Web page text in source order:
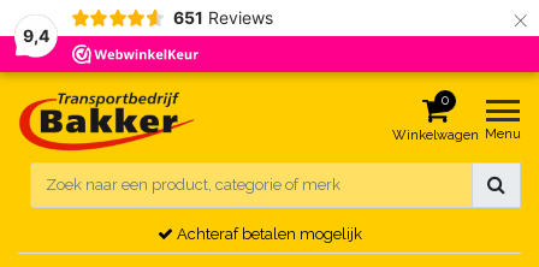
9,4
651 Reviews ×
0
Winkelwagen Menu
Achteraf betalen mogelijk